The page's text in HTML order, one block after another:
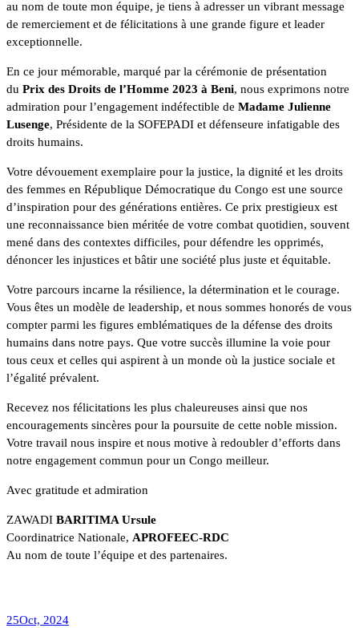
au nom de toute mon équipe, je tiens à adresser un vibrant message
de remerciement et de félicitations à une grande figure et leader
exceptionnelle.
En ce jour mémorable, marqué par la cérémonie de présentation
du Prix des Droits de l’Homme 2023 à Beni, nous exprimons notre
admiration pour l’engagement indéfectible de Madame Julienne
Lusenge, Présidente de la SOFEPADI et défenseure infatigable des
droits humains.
Votre dévouement exemplaire pour la justice, la dignité et les droits
des femmes en République Démocratique du Congo est une source
d’inspiration pour des générations entières. Ce prix prestigieux est
une reconnaissance bien méritée de votre combat quotidien, souvent
mené dans des contextes difficiles, pour défendre les opprimés,
dénoncer les injustices et bâtir une société plus juste et équitable.
Votre parcours incarne la résilience, la détermination et le courage.
Vous êtes un modèle de leadership, et nous sommes honorés de vous
compter parmi les figures emblématiques de la défense des droits
humains dans notre pays. Que votre succès illumine la voie pour
tous ceux et celles qui aspirent à un monde où la justice sociale et
l’égalité prévalent.
Recevez nos félicitations les plus chaleureuses ainsi que nos
encouragements sincères pour la poursuite de cette noble mission.
Votre travail nous inspire et nous motive à redoubler d’efforts dans
notre engagement commun pour un Congo meilleur.
Avec gratitude et admiration
ZAWADI BARITIMA Ursule
Coordinatrice Nationale, APROFEEC-RDC
Au nom de toute l’équipe et des partenaires.
25Oct, 2024